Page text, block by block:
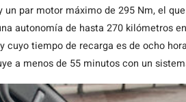
un par motor máximo de 295 Nm, el
autonomía de hasta 270 kilómetros
cuyo tiempo de recarga es de ocho
a menos de 55 minutos con un